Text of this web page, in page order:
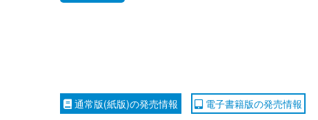
通常版(紙版)の発売情報 電子書籍版の発売情報